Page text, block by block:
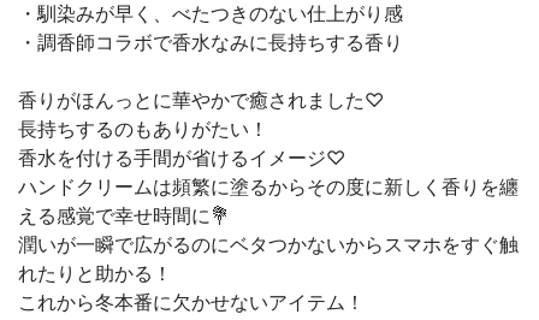
・馴染みが早く、べたつきのない仕上がり感
・調香師コラボで香水なみに長持ちする香り
香りがほんっとに華やかで癒されました♡
長持ちするのもありがたい！
香水を付ける手間が省けるイメージ♡
ハンドクリームは頻繁に塗るからその度に新しく香りを纏
える感覚で幸せ時間に💐
潤いが一瞬で広がるのにベタつかないからスマホをすぐ触
れたりと助かる！
これから冬本番に欠かせないアイテム！